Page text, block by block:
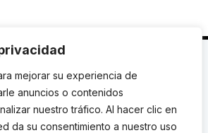
mejorar su experiencia de
anuncios o contenidos
nuestro tráfico. Al hacer clic en
da su consentimiento a nuestro uso
| 08002 Barcelona |
T.: +34 93
Humans de Catalunya.